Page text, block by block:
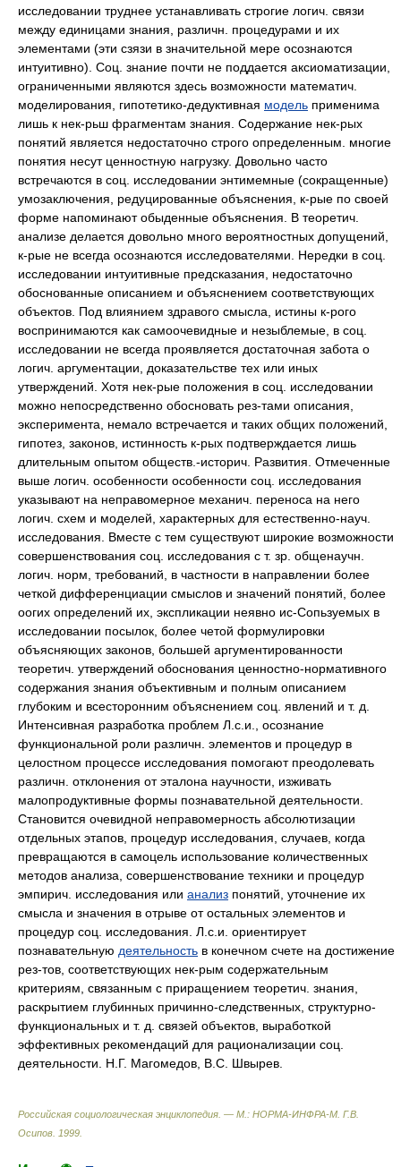
исследовании труднее устанавливать строгие логич. связи
между единицами знания, различн. процедурами и их
элементами (эти сзязи в значительной мере осознаются
интуитивно). Соц. знание почти не поддается аксиоматизации,
ограниченными являются здесь возможности математич.
моделирования, гипотетико-дедуктивная модель применима
лишь к нек-рьш фрагментам знания. Содержание нек-рых
понятий является недостаточно строго определенным. многие
понятия несут ценностную нагрузку. Довольно часто
встречаются в соц. исследовании энтимемные (сокращенные)
умозаключения, редуцированные объяснения, к-рые по своей
форме напоминают обыденные объяснения. В теоретич.
анализе делается довольно много вероятностных допущений,
к-рые не всегда осознаются исследователями. Нередки в соц.
исследовании интуитивные предсказания, недостаточно
обоснованные описанием и объяснением соответствующих
объектов. Под влиянием здравого смысла, истины к-рого
воспринимаются как самоочевидные и незыблемые, в соц.
исследовании не всегда проявляется достаточная забота о
логич. аргументации, доказательстве тех или иных
утверждений. Хотя нек-рые положения в соц. исследовании
можно непосредственно обосновать рез-тами описания,
эксперимента, немало встречается и таких общих положений,
гипотез, законов, истинность к-рых подтверждается лишь
длительным опытом обществ.-историч. Развития. Отмеченные
выше логич. особенности особенности соц. исследования
указывают на неправомерное механич. переноса на него
логич. схем и моделей, характерных для естественно-науч.
исследования. Вместе с тем существуют широкие возможности
совершенствования соц. исследования с т. зр. общенаучн.
логич. норм, требований, в частности в направлении более
четкой дифференциации смыслов и значений понятий, более
оогих определений их, экспликации неявно ис-Сопьзуемых в
исследовании посылок, более четой формулировки
объясняющих законов, большей аргументированности
теоретич. утверждений обоснования ценностно-нормативного
содержания знания объективным и полным описанием
глубоким и всесторонним объяснением соц. явлений и т. д.
Интенсивная разработка проблем Л.с.и., осознание
функциональной роли различн. элементов и процедур в
целостном процессе исследования помогают преодолевать
различн. отклонения от эталона научности, изживать
малопродуктивные формы познавательной деятельности.
Становится очевидной неправомерность абсолютизации
отдельных этапов, процедур исследования, случаев, когда
превращаются в самоцель использование количественных
методов анализа, совершенствование техники и процедур
эмпирич. исследования или анализ понятий, уточнение их
смысла и значения в отрыве от остальных элементов и
процедур соц. исследования. Л.с.и. ориентирует
познавательную деятельность в конечном счете на достижение
рез-тов, соответствующих нек-рым содержательным
критериям, связанным с приращением теоретич. знания,
раскрытием глубинных причинно-следственных, структурно-
функциональных и т. д. связей объектов, выработкой
эффективных рекомендаций для рационализации соц.
деятельности. Н.Г. Магомедов, B.C. Швырев.
Российская социологическая энциклопедия. — М.: НОРМА-ИНФРА-М Г.В.
Осипов 1999